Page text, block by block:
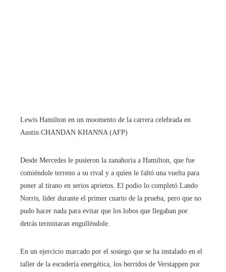
Lewis Hamilton en un moomento de la carrera celebrada en
Austin.CHANDAN KHANNA (AFP)
Desde Mercedes le pusieron la zanahoria a Hamilton, que fue
comiéndole terreno a su rival y a quien le faltó una vuelta para
poner al tirano en serios aprietos. El podio lo completó Lando
Norris, líder durante el primer cuarto de la prueba, pero que no
pudo hacer nada para evitar que los lobos que llegaban por
detrás terminaran engulléndole.
En un ejercicio marcado por el sosiego que se ha instalado en el
taller de la escudería energética, los berridos de Verstappen por